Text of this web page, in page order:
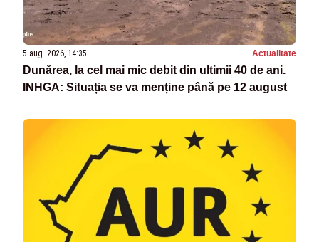
5 aug. 2026, 14:35 Actualitate
Dunărea, la cel mai mic debit din ultimii 40 de ani.
INHGA: Situația se va menține până pe 12 august